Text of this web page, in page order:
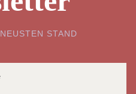
STAND